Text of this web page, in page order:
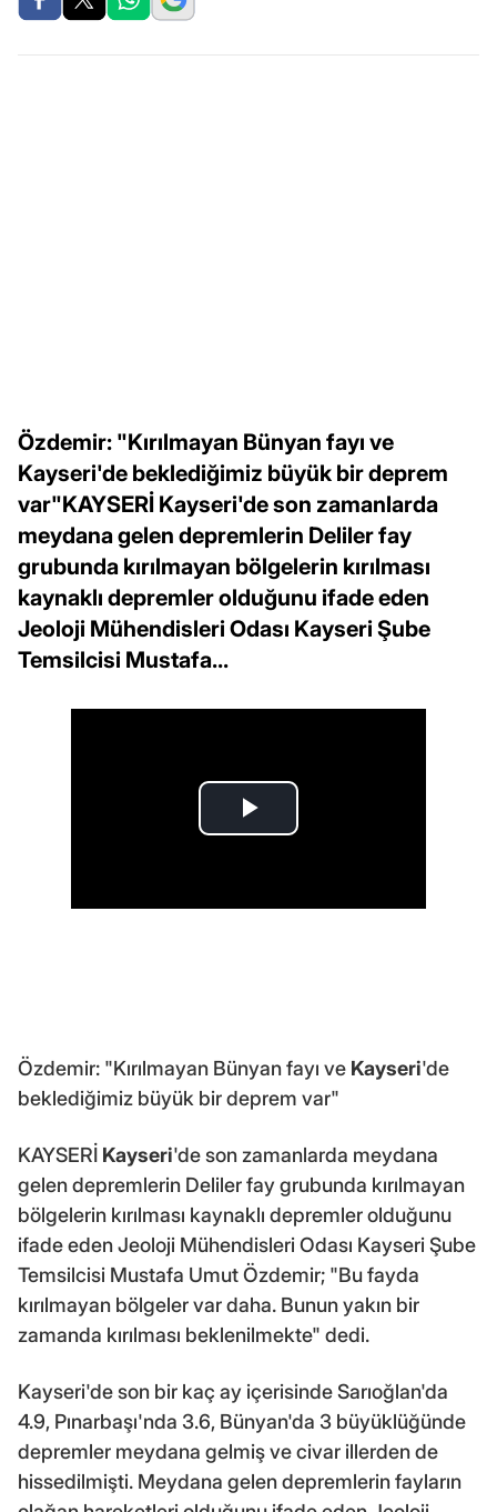
Özdemir: "Kırılmayan Bünyan fayı ve
Kayseri'de beklediğimiz büyük bir deprem
var"KAYSERİ Kayseri'de son zamanlarda
meydana gelen depremlerin Deliler fay
grubunda kırılmayan bölgelerin kırılması
kaynaklı depremler olduğunu ifade eden
Jeoloji Mühendisleri Odası Kayseri Şube
Temsilcisi Mustafa...
Özdemir: "Kırılmayan Bünyan fayı ve Kayseri'de
beklediğimiz büyük bir deprem var"
KAYSERİ Kayseri'de son zamanlarda meydana
gelen depremlerin Deliler fay grubunda kırılmayan
bölgelerin kırılması kaynaklı depremler olduğunu
ifade eden Jeoloji Mühendisleri Odası Kayseri Şube
Temsilcisi Mustafa Umut Özdemir; "Bu fayda
kırılmayan bölgeler var daha. Bunun yakın bir
zamanda kırılması beklenilmekte" dedi.
Kayseri'de son bir kaç ay içerisinde Sarıoğlan'da
4.9, Pınarbaşı'nda 3.6, Bünyan'da 3 büyüklüğünde
depremler meydana gelmiş ve civar illerden de
hissedilmişti. Meydana gelen depremlerin fayların